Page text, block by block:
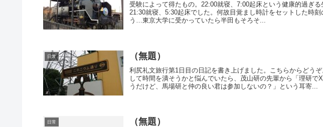
受験によって得たもの。22:00就寝、7:00起床という健康的過ぎ
21:30就寝、5:30起床でした。何故目覚まし時計をセットした時
う…東京大学に受かっていたら半田もそろそ...
日常 （無題）
利尻礼文旅行第1日目の日記を書き上げました。こちらからどう
して時間を潰そうかと悩んでいたら、茂山研の先輩から「理研で
うだけど、馬場研と仲の良い君は参加しないの？」という耳寄...
日常 （無題）